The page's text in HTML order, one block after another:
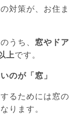
対策が、お住ま
うち、 窓やドア
上です。
のが「窓」
るためには窓の
ります。